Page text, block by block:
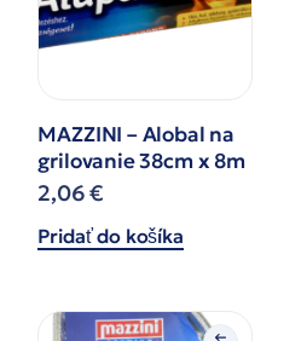
MAZZINI – Alobal na
grilovanie 38cm x 8m
2,06€
Pridať do košíka